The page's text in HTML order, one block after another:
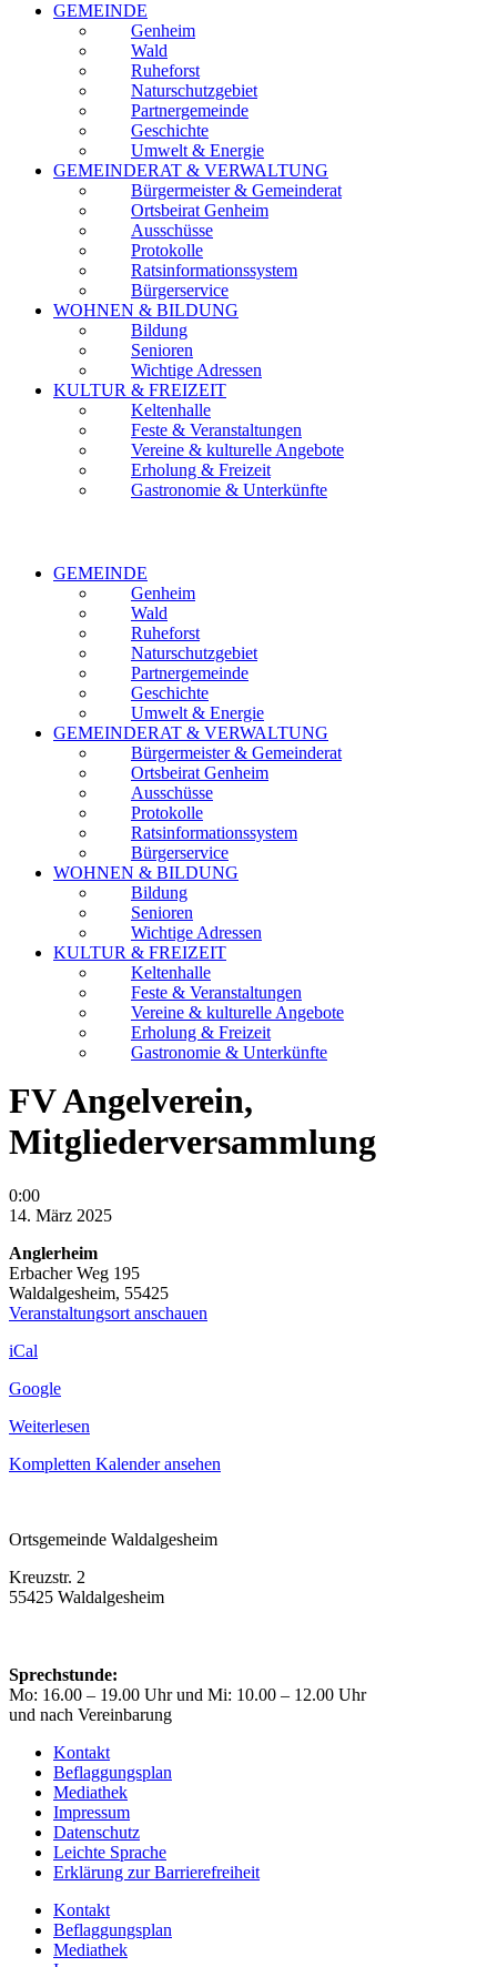
GEMEINDE
Genheim
Wald
Ruheforst
Naturschutzgebiet
Partnergemeinde
Geschichte
Umwelt & Energie
GEMEINDERAT & VERWALTUNG
Bürgermeister & Gemeinderat
Ortsbeirat Genheim
Ausschüsse
Protokolle
Ratsinformationssystem
Bürgerservice
WOHNEN & BILDUNG
Bildung
Senioren
Wichtige Adressen
KULTUR & FREIZEIT
Keltenhalle
Feste & Veranstaltungen
Vereine & kulturelle Angebote
Erholung & Freizeit
Gastronomie & Unterkünfte
GEMEINDE
Genheim
Wald
Ruheforst
Naturschutzgebiet
Partnergemeinde
Geschichte
Umwelt & Energie
GEMEINDERAT & VERWALTUNG
Bürgermeister & Gemeinderat
Ortsbeirat Genheim
Ausschüsse
Protokolle
Ratsinformationssystem
Bürgerservice
WOHNEN & BILDUNG
Bildung
Senioren
Wichtige Adressen
KULTUR & FREIZEIT
Keltenhalle
Feste & Veranstaltungen
Vereine & kulturelle Angebote
Erholung & Freizeit
Gastronomie & Unterkünfte
FV Angelverein,
Mitgliederversammlung
FV
Angelverein,
0:00
14. März 2025
Anglerheim
Erbacher Weg 195
Waldalgesheim, 55425
Veranstaltungsort anschauen
iCal
Google
Weiterlesen
Kompletten Kalender ansehen
Ortsgemeinde Waldalgesheim
Kreuzstr. 2
55425 Waldalgesheim
Sprechstunde:
Mo: 16.00 – 19.00 Uhr und Mi: 10.00 – 12.00 Uhr
und nach Vereinbarung
Kontakt
Beflaggungsplan
Mediathek
Impressum
Datenschutz
Leichte Sprache
Erklärung zur Barrierefreiheit
Kontakt
Beflaggungsplan
Mediathek